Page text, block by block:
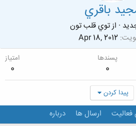
باقري
· ازتوي قلب تون
Apr 18, 2012
پسندها
0
امتیاز
0
پیدا کردن
فعالیت ارسال ها درباره